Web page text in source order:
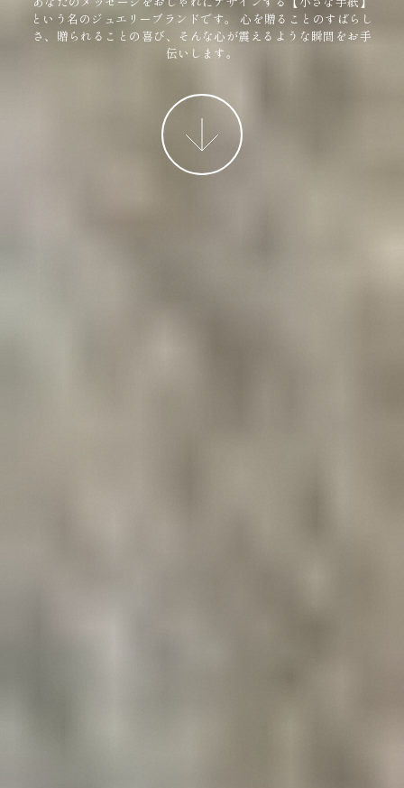
という名のジュエリーブランドです。
心を贈ることのすばらし
さ、贈られることの喜び、そんな心が震えるような瞬間をお手
伝いします。